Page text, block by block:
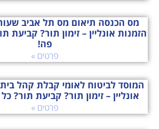
מס הכנסה תיאום מס תל אביב
הזמנות אונליין – זימון תור? קביעת
פה!
פרטים »
המוסד לביטוח לאומי קבלת קהל
אונליין – זימון תור? קביעת תור?
פרטים »